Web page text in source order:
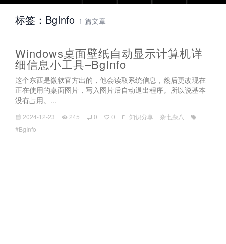
标签：BgInfo 1 篇文章
Windows桌面壁纸自动显示计算机详
细信息小工具–BgInfo
这个东西是微软官方出的，他会读取系统信息，然后更改现在
正在使用的桌面图片，写入图片后自动退出程序。所以说基本
没有占用。...
2024-12-23 245 0 0 知识分享
杂七杂八
#BgInfo